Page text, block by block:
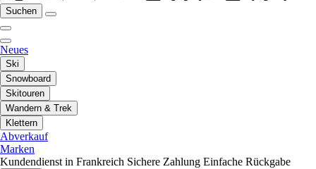
Suchen
Neues
Ski
Snowboard
Skitouren
Wandern & Trek
Klettern
Abverkauf
Marken
Kundendienst in Frankreich Sichere Zahlung Einfache Rückgabe